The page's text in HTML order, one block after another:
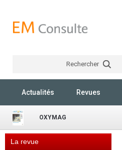
Rechercher
Actualités Revues
OXYMAG
La revue